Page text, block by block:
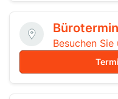
Bürotermin
Besuchen